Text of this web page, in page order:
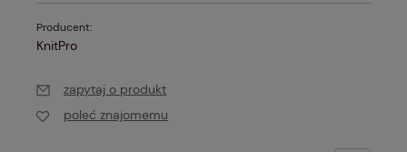
Producent:
KnitPro
zapytaj o produkt
poleć znajomemu